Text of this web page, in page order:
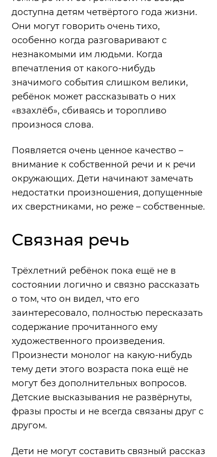
доступна детям четвёртого года жизни.
Они могут говорить очень тихо,
особенно когда разговаривают с
незнакомыми им людьми. Когда
впечатления от какого-нибудь
значимого события слишком велики,
ребёнок может рассказывать о них
«взахлёб», сбиваясь и торопливо
произнося слова.
Появляется очень ценное качество –
внимание к собственной речи и к речи
окружающих. Дети начинают замечать
недостатки произношения, допущенные
их сверстниками, но реже – собственные.
Связная речь
Трёхлетний ребёнок пока ещё не в
состоянии логично и связно рассказать
о том, что он видел, что его
заинтересовало, полностью пересказать
содержание прочитанного ему
художественного произведения.
Произнести монолог на какую-нибудь
тему дети этого возраста пока ещё не
могут без дополнительных вопросов.
Детские высказывания не развёрнуты,
фразы просты и не всегда связаны друг с
другом.
Дети не могут составить связный рассказ